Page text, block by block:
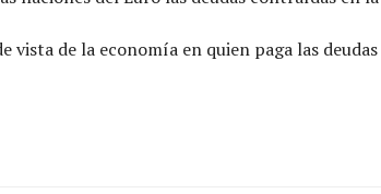
vista de la economía en quien paga las deudas